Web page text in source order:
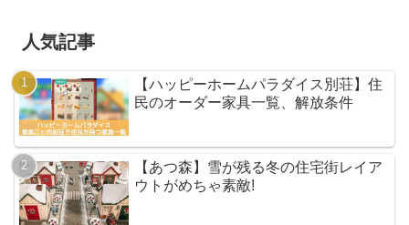
人気記事
【ハッピーホームパラダイス別荘】住
民のオーダー家具一覧、解放条件
【あつ森】雪が残る冬の住宅街レイア
ウトがめちゃ素敵!